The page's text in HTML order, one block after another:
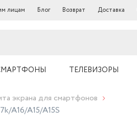
лицам Блог Возврат Доставка
ТЕЛЕВИЗОРЫ
экрана для смартфонов
A16/A15/A15S